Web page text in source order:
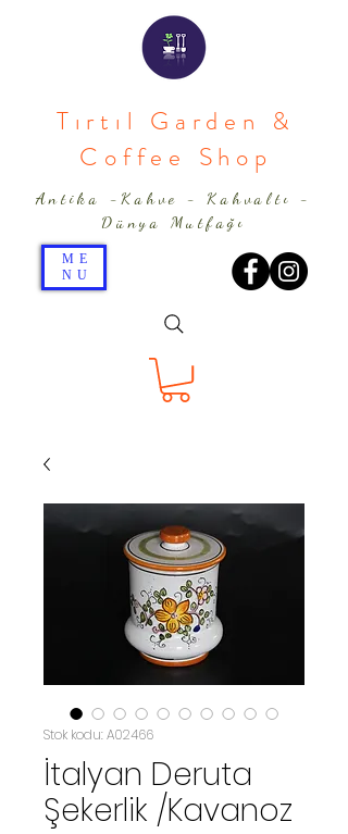
Tırtıl Garden &
Coffee Shop
ME
NU
Antika -Kahve - Kahvaltı -
Dünya Mutfağı
Stok kodu: A02466
İtalyan Deruta
Şekerlik /Kavanoz